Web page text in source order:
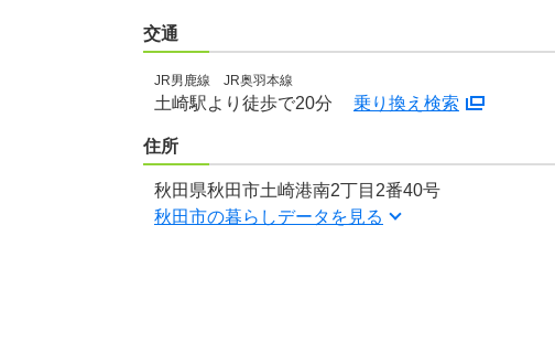
交通
JR男鹿線 JR奥羽本線
土崎駅より徒歩で20分 乗り換え検索
住所
秋田県秋田市土崎港南2丁目2番40号
秋田市の暮らしデータを見る